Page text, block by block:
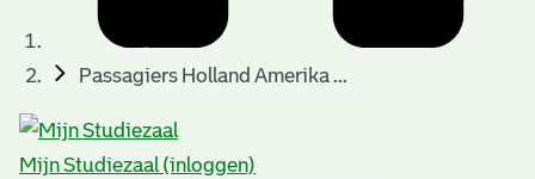
Passagiers Holland Amerika ...
Mijn Studiezaal (inloggen)